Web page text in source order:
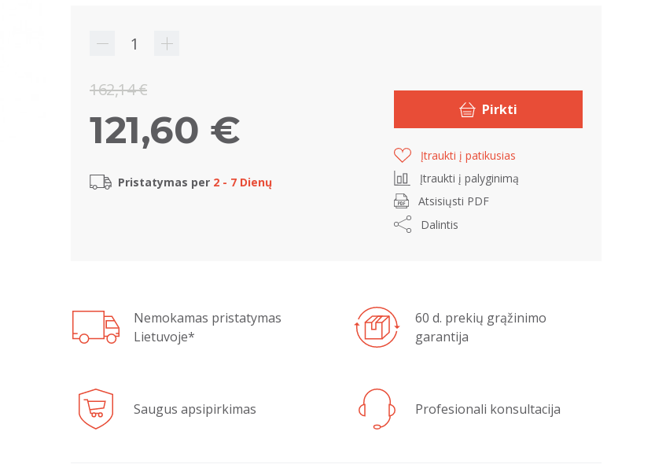
162,14 €
121,60 €
Pristatymas per 2 - 7 Dienų
Pirkti
Įtraukti į patikusias
Įtraukti į palyginimą
Atsisiųsti PDF
Dalintis
Nemokamas pristatymas
Lietuvoje*
60 d. prekių grąžinimo
garantija
Saugus apsipirkimas Profesionali konsultacija